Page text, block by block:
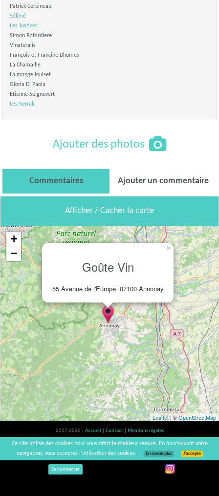
Patrick Corbineau
Séléné
Les Justices
Simon Batardiere
Vinaturalis
François et Francine Dhumes
La Chamaille
La grange louiset
Gloria Di Paola
Etienne Seignovert
Les Serrals
Ajouter des photos
Commentaires Ajouter un commentaire
Afficher / Cacher la carte
Goûte Vin
55 Avenue de l'Europe, 07100 Annonay
×
+
−
Leaflet| ©OpenStreetMap
2007-2026 | Accueil Contact
Mentions légales
L'abus d'alcool est dangereux pour la santé, à consommer avec modération. |
vinsnaturels | v3.12
Se connecter
Ce site utilise des cookies pour vous offrir le meilleur service. En poursuivant votre
navigation, vous acceptez l’utilisation des cookies.
En savoir plus J’accepte